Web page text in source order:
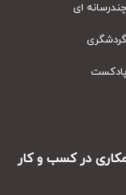
ای
در کسب و کار